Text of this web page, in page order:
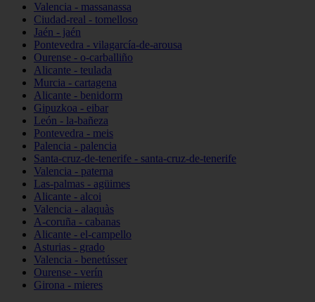
Valencia - massanassa
Ciudad-real - tomelloso
Jaén - jaén
Pontevedra - vilagarcía-de-arousa
Ourense - o-carballiño
Alicante - teulada
Murcia - cartagena
Alicante - benidorm
Gipuzkoa - eibar
León - la-bañeza
Pontevedra - meis
Palencia - palencia
Santa-cruz-de-tenerife - santa-cruz-de-tenerife
Valencia - paterna
Las-palmas - agüimes
Alicante - alcoi
Valencia - alaquàs
A-coruña - cabanas
Alicante - el-campello
Asturias - grado
Valencia - benetússer
Ourense - verín
Girona - mieres